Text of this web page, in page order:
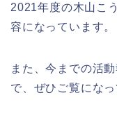
2021年度の木山こ
容になっています。
また、今までの活
で、ぜひご覧になっ